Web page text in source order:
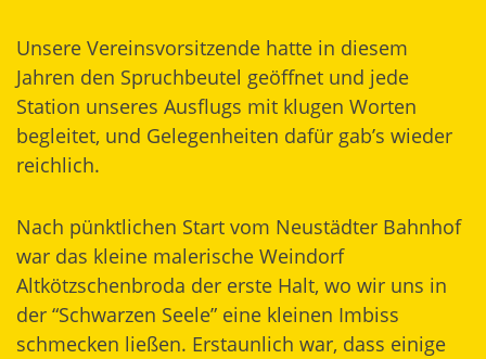
Unsere Vereinsvorsitzende hatte in diesem
Jahren den Spruchbeutel geöffnet und jede
Station unseres Ausflugs mit klugen Worten
begleitet, und Gelegenheiten dafür gab’s wieder
reichlich.
Nach pünktlichen Start vom Neustädter Bahnhof
war das kleine malerische Weindorf
Altkötzschenbroda der erste Halt, wo wir uns in
der “Schwarzen Seele” eine kleinen Imbiss
schmecken ließen. Erstaunlich war, dass einige